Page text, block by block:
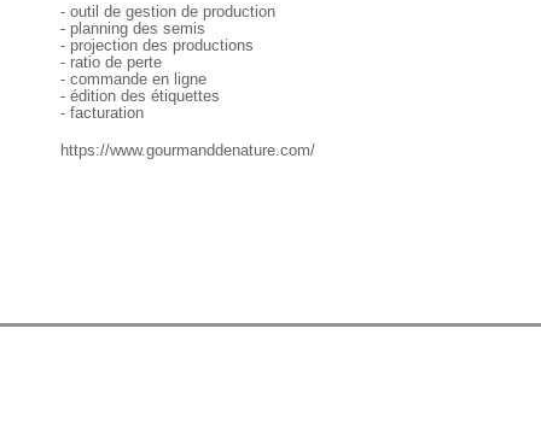
- outil de gestion de production
- planning des semis
- projection des productions
- ratio de perte
- commande en ligne
- édition des étiquettes
- facturation
https://www.gourmanddenature.com/